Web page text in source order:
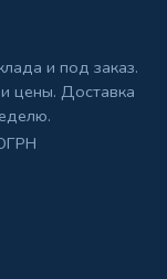
и под заказ.
цены. Доставка